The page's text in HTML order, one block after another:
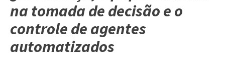
na tomada de decisão e o
controle de agentes
automatizados